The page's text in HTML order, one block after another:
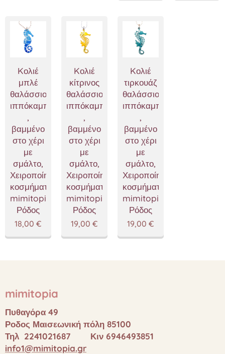
Kολιέ
μπλέ
θαλάσσιος
ιππόκαμπος
,
βαμμένο
στο χέρι
με
σμάλτο,
Χειροποίητα
κοσμήματα
mimitopia
Ρόδος
18,00 €
Kολιέ
κίτρινος
θαλάσσιος
ιππόκαμπος
,
βαμμένο
στο χέρι
με
σμάλτο,
Χειροποίητα
κοσμήματα
mimitopia
Ρόδος
19,00 €
Kολιέ
τιρκουάζ
θαλάσσιος
ιππόκαμπος
,
βαμμένο
στο χέρι
με
σμάλτο,
Χειροποίητα
κοσμήματα
mimitopia
Ρόδος
19,00 €
mimitopia
Πυθαγόρα 49
Ροδος Μαισεωνική πόλη 85100
Τηλ 2241021687 Κιν 6946493851
info1@mimitopia.gr